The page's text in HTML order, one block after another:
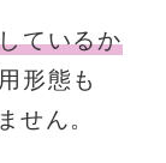
ているか
形態も
せん。